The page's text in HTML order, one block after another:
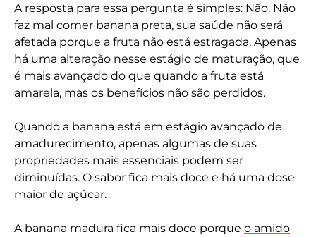
A resposta para essa pergunta é simples: Não. Não
faz mal comer banana preta, sua saúde não será
afetada porque a fruta não está estragada. Apenas
há uma alteração nesse estágio de maturação, que
é mais avançado do que quando a fruta está
amarela, mas os benefícios não são perdidos.
Quando a banana está em estágio avançado de
amadurecimento, apenas algumas de suas
propriedades mais essenciais podem ser
diminuídas. O sabor fica mais doce e há uma dose
maior de açúcar.
A banana madura fica mais doce porque o amido